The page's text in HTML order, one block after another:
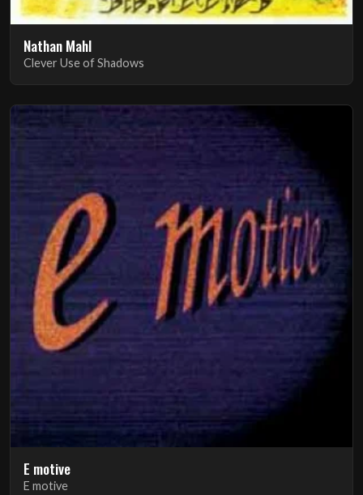
Nathan Mahl
Clever Use of Shadows
E motive
E motive